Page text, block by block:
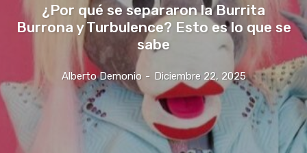
¿Por qué se separaron la Burrita
Burrona y Turbulence? Esto es lo que se
sabe
Alberto Demonio - Diciembre 22, 2025